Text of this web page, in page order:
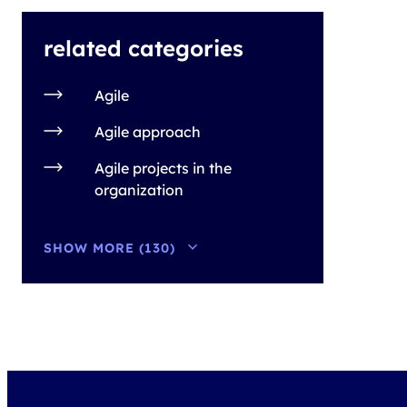
related categories
Agile
Agile approach
Agile projects in the
organization
SHOW MORE (130)